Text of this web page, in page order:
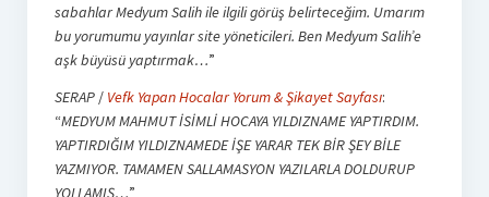
sabahlar Medyum Salih ile ilgili görüş belirteceğim. Umarım
bu yorumumu yayınlar site yöneticileri. Ben Medyum Salih’e
aşk büyüsü yaptırmak…”
SERAP/ Vefk Yapan Hocalar Yorum & Şikayet Sayfası:
“MEDYUM MAHMUT İSİMLİ HOCAYA YILDIZNAME YAPTIRDIM.
YAPTIRDIĞIM YILDIZNAMEDE İŞE YARAR TEK BİR ŞEY BİLE
YAZMIYOR. TAMAMEN SALLAMASYON YAZILARLA DOLDURUP
YOLLAMIŞ…”